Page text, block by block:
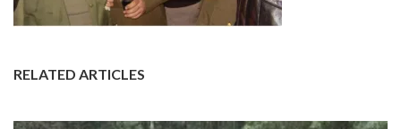
RELATED ARTICLES